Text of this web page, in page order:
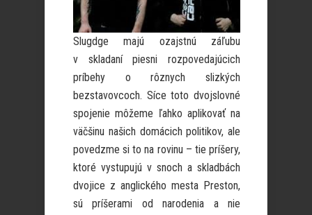
Slugdge majú ozajstnú záľubu
v skladaní piesni rozpovedajúcich
príbehy o rôznych slizkých
bezstavovcoch. Síce toto dvojslovné
spojenie môžeme ľahko aplikovať na
väčšinu našich domácich politikov, ale
povedzme si to na rovinu – tie príšery,
ktoré vystupujú v snoch a skladbách
dvojice z anglického mesta Preston,
sú príšerami od narodenia a nie